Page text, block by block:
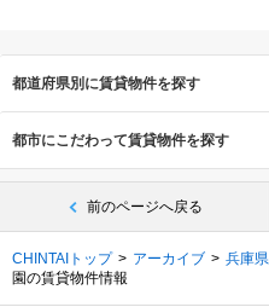
都道府県別に賃貸物件を探す
都市にこだわって賃貸物件を探す
前のページへ戻る
CHINTAIトップ アーカイブ 兵庫県
園の賃貸物件情報